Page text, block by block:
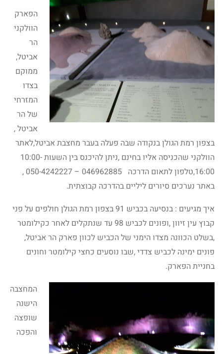
הפארק
הוולקני
הר
אביטל,
ממוקם
בצדו
המזרחי
של הר
אביטל ,
בצפון רמת הגולן בנקודה שבה פעלה בעבר מחצבת אביטל,לאתר
הוולקני שהכניסה אליו בחינם ,ניתן להיכנס בין השעות 10:00-
16:00,טלפון לתאום הדרכה 046962885 – 050-4242227 ,
באתר נערכים סיורים ליליים בהדרכה קבוצתית.
איך מגיעים : בנסיעה בכביש 91 בצפון רמת הגולן חולפים על פני
קבוץ עין זיוון ,ופונים לכביש 98 עד שנתקלים לאחר כקילומטר
,בשלט הכוונה מצדו הימני של הכביש לכוון פארק הר אביטל,
פונים ימינה לכביש צדדי ,שבו נוסעים כחצי קילומטר וחונים
בחניית הפארק.
המחצבה
הישנה
שופצה
והפכה